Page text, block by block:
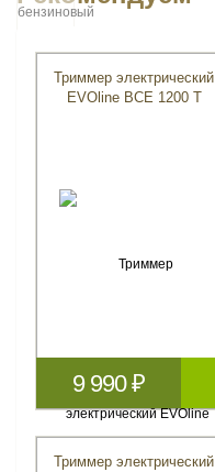
Триммер электрический
EVOline BCE 1200 T
9 990 ₽
Триммер электрический